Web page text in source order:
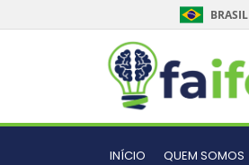
BRASIL
INÍCIO QUEM SOMOS